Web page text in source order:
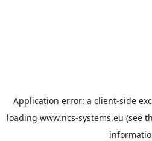
Application error: a client-side
loading www.ncs-systems.eu (see